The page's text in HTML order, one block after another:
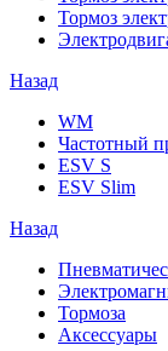
Тормоз
Назад
WM
Частотный
ESV S
ESV Slim
Назад
Тормоза
Аксессуары